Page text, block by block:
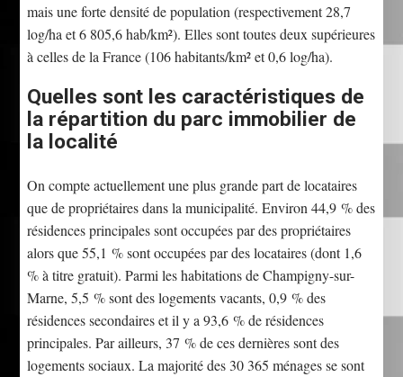
mais une forte densité de population (respectivement 28,7
log/ha et 6 805,6 hab/km²). Elles sont toutes deux supérieures
à celles de la France (106 habitants/km² et 0,6 log/ha).
Quelles sont les caractéristiques de
la répartition du parc immobilier de
la localité
On compte actuellement une plus grande part de locataires
que de propriétaires dans la municipalité. Environ 44,9 % des
résidences principales sont occupées par des propriétaires
alors que 55,1 % sont occupées par des locataires (dont 1,6
% à titre gratuit). Parmi les habitations de Champigny-sur-
Marne, 5,5 % sont des logements vacants, 0,9 % des
résidences secondaires et il y a 93,6 % de résidences
principales. Par ailleurs, 37 % de ces dernières sont des
logements sociaux. La majorité des 30 365 ménages se sont